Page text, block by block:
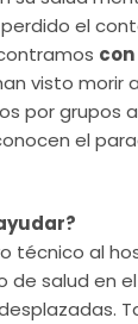
el
visto morir
por grupos
el
?
técnico al
salud en